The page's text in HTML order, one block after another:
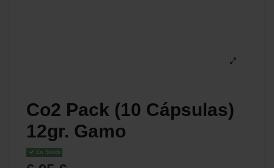
Co2 Pack (10 Cápsulas)
12gr. Gamo
En Stock